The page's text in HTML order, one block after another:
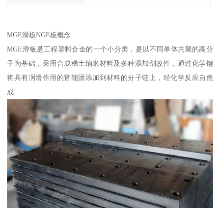
MGE滑板NGE板概念
MGE滑板是工程塑料合金的一个小分类，是以不同单体共聚的高分
子为基础，采用合成稀土纳米材料及多种添加剂改性，通过化学键
将具有润滑作用的官能团添加到材料的分子链上，经化学反应自然
成